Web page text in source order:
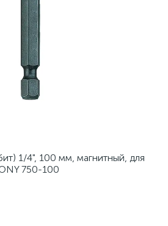
1/4", 100 мм, магнитный, для
750-100